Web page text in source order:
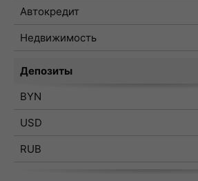
Автокредит
Недвижимость
Депозиты
BYN
USD
RUB